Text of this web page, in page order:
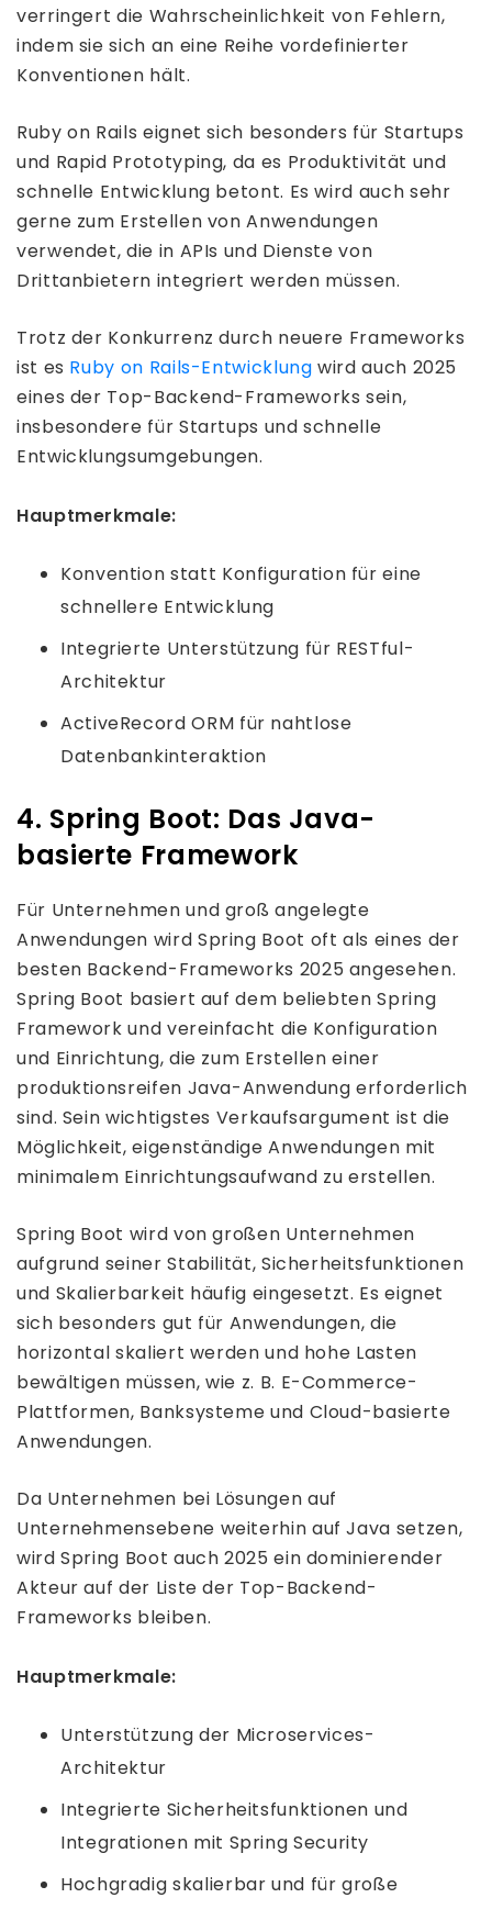
verringert die Wahrscheinlichkeit von Fehlern,
indem sie sich an eine Reihe vordefinierter
Konventionen hält.
Ruby on Rails eignet sich besonders für Startups
und Rapid Prototyping, da es Produktivität und
schnelle Entwicklung betont. Es wird auch sehr
gerne zum Erstellen von Anwendungen
verwendet, die in APIs und Dienste von
Drittanbietern integriert werden müssen.
Trotz der Konkurrenz durch neuere Frameworks
ist es Ruby on Rails-Entwicklung wird auch 2025
eines der Top-Backend-Frameworks sein,
insbesondere für Startups und schnelle
Entwicklungsumgebungen.
Hauptmerkmale:
Konvention statt Konfiguration für eine
schnellere Entwicklung
Integrierte Unterstützung für RESTful-
Architektur
ActiveRecord ORM für nahtlose
Datenbankinteraktion
4. Spring Boot: Das Java-
basierte Framework
Für Unternehmen und groß angelegte
Anwendungen wird Spring Boot oft als eines der
besten Backend-Frameworks 2025 angesehen.
Spring Boot basiert auf dem beliebten Spring
Framework und vereinfacht die Konfiguration
und Einrichtung, die zum Erstellen einer
produktionsreifen Java-Anwendung erforderlich
sind. Sein wichtigstes Verkaufsargument ist die
Möglichkeit, eigenständige Anwendungen mit
minimalem Einrichtungsaufwand zu erstellen.
Spring Boot wird von großen Unternehmen
aufgrund seiner Stabilität, Sicherheitsfunktionen
und Skalierbarkeit häufig eingesetzt. Es eignet
sich besonders gut für Anwendungen, die
horizontal skaliert werden und hohe Lasten
bewältigen müssen, wie z. B. E-Commerce-
Plattformen, Banksysteme und Cloud-basierte
Anwendungen.
Da Unternehmen bei Lösungen auf
Unternehmensebene weiterhin auf Java setzen,
wird Spring Boot auch 2025 ein dominierender
Akteur auf der Liste der Top-Backend-
Frameworks bleiben.
Hauptmerkmale:
Unterstützung der Microservices-
Architektur
Integrierte Sicherheitsfunktionen und
Integrationen mit Spring Security
Hochgradig skalierbar und für große